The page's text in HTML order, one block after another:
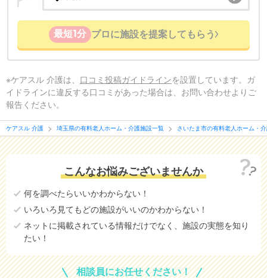
最短1分 プロに施設を提案してもらう
※ケアスル 介護は、 口コミ投稿ガイドラインを設置しています。ガ
イドラインに違反する口コミがあった場合は、お問い合わせよりご
報告ください。
ケアスル 介護 埼玉県の有料老人ホーム・介護施設一覧 さいたま市の有料老人ホーム・
こんなお悩みございませんか
何を調べたらいいかわからない！
いろいろ見てもどの施設がいいのかわからない！
ネットに掲載されている情報だけでなく、施設の実態を知り
たい！
相談員にお任せください！